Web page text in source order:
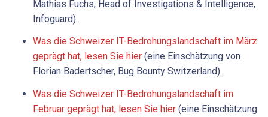
Mathias Fuchs, Head of Investigations & Intelligence,
Infoguard).
Was die Schweizer IT-Bedrohungslandschaft im März
geprägt hat, lesen Sie hier (eine Einschätzung von
Florian Badertscher, Bug Bounty Switzerland).
Was die Schweizer IT-Bedrohungslandschaft im
Februar geprägt hat, lesen Sie hier (eine Einschätzung